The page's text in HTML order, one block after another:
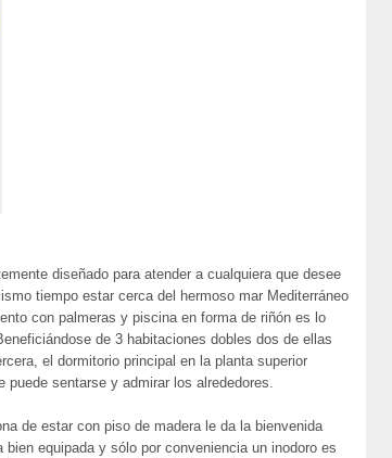
diseñado para atender a cualquiera que desee
tiempo estar cerca del hermoso mar Mediterráneo
con palmeras y piscina en forma de riñón es lo
de 3 habitaciones dobles dos de ellas
el dormitorio principal en la planta superior
puede sentarse y admirar los alrededores.
de estar con piso de madera le da la bienvenida
equipada y sólo por conveniencia un inodoro es